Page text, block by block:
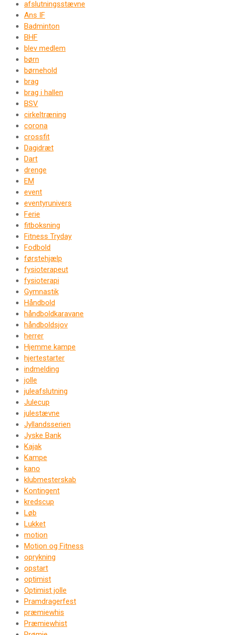
afslutningsstævne
Ans IF
Badminton
BHF
blev medlem
børn
børnehold
brag
brag i hallen
BSV
cirkeltræning
corona
crossfit
Dagidræt
Dart
drenge
EM
event
eventyrunivers
Ferie
fitboksning
Fitness Tryday
Fodbold
førstehjælp
fysioterapeut
fysioterapi
Gymnastik
Håndbold
håndboldkaravane
håndboldsjov
herrer
Hjemme kampe
hjertestarter
indmelding
jolle
juleafslutning
Julecup
julestævne
Jyllandsserien
Jyske Bank
Kajak
Kampe
kano
klubmesterskab
Kontingent
kredscup
Løb
Lukket
motion
Motion og Fitness
oprykning
opstart
optimist
Optimist jolle
Pramdragerfest
præmiewhis
Præmiewhist